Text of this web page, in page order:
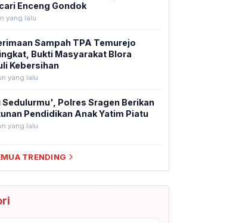
Enceng Gondok
yang lalu
Sampah TPA Temurejo
Bukti Masyarakat Blora
Kebersihan
yang lalu
Sedulurmu', Polres Sragen Berikan
Pendidikan Anak Yatim Piatu
yang lalu
TRENDING